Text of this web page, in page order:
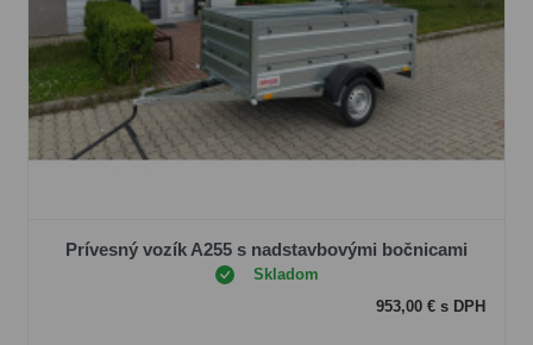
Prívesný vozík A255 s nadstavbovými bočnicami
Skladom
953,00 € s DPH